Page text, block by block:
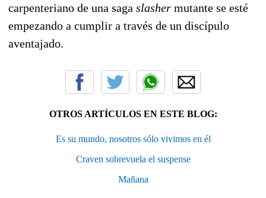
carpenteriano de una saga slasher mutante se esté
empezando a cumplir a través de un discípulo
aventajado.
OTROS ARTÍCULOS EN ESTE BLOG:
Es su mundo, nosotros sólo vivimos en él
Craven sobrevuela el suspense
Mañana